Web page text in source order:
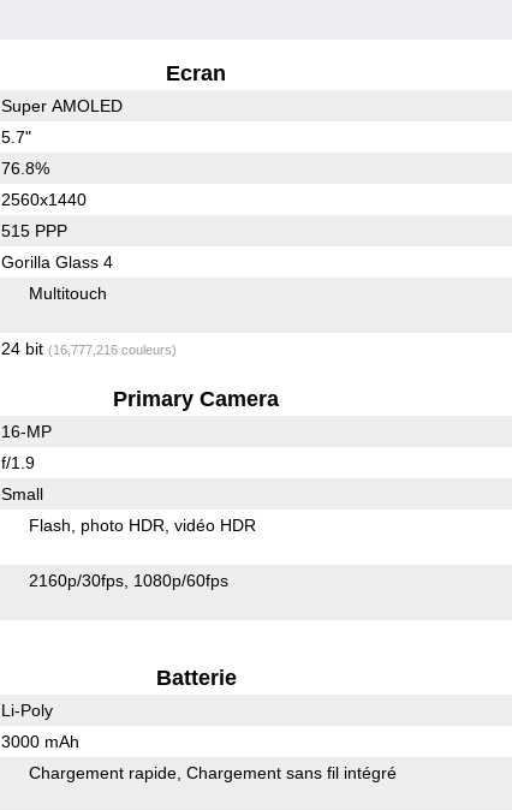
Ecran
Super AMOLED
5.7"
76.8%
2560x1440
515 PPP
Gorilla Glass 4
Multitouch
24 bit (16,777,216 couleurs)
Primary Camera
16-MP
f/1.9
Small
Flash photo HDR vidéo HDR
2160p/30fps 1080p/60fps
Batterie
Li-Poly
3000 mAh
Chargement rapide Chargement sans fil intégré